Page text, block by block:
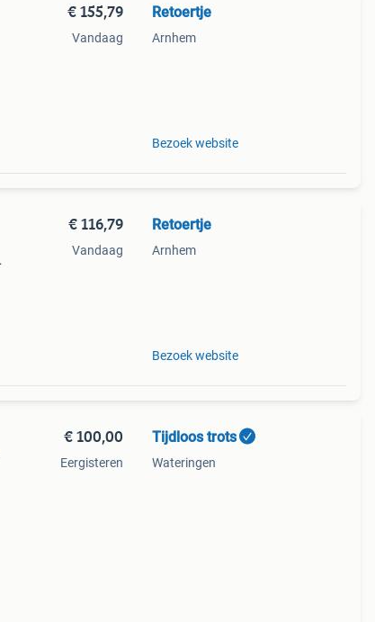
€ 155,79
Vandaag
Retoertje
Arnhem
Bezoek website
€ 116,79
Vandaag
Retoertje
Arnhem
Bezoek website
€ 100,00
Eergisteren
Tijdloos trots
Wateringen